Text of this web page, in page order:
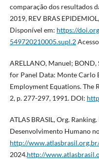
comparação dos resultados
2019, REV BRAS
Disponível em: https://
549720210005.supl.2
ARELLANO, Manuel; BOND,
for Panel Data: Monte Carlo
Employment Equations. The
2, p. 277-297, 1991. DOI:
ATLAS BRASIL, Org.
Desenvolvimento Humano
http://
2024.http://